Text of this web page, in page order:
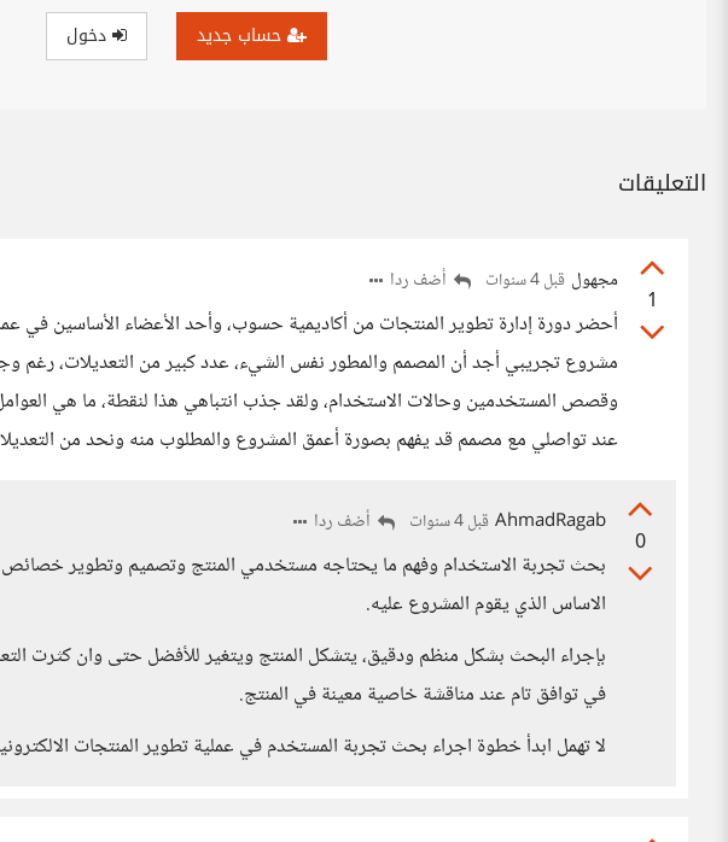
حساب جديد دخول
التعليقات
1
مجهول قبل 4 سنوات أضف ردا
أحضر دورة إدارة تطوير المنتجات من أكاديمية حسوب، وأحد الأعضاء الأساسين في
مشروع تجريبي أجد أن المصمم والمطور نفس الشيء، عدد كبير من التعديلات، رغم
وقصص المستخدمين وحالات الاستخدام، ولقد جذب انتباهي هذا لنقطة، ما هي
عند تواصلي مع مصمم قد يفهم بصورة أعمق المشروع والمطلوب منه ونحد من
0
AhmadRagab قبل 4 سنوات أضف ردا
بحث تجربة الاستخدام وفهم ما يحتاجه مستخدمي المنتج وتصميم وتطوير خصائص
الاساس الذي يقوم المشروع عليه.
بإجراء البحث بشكل منظم ودقيق، يتشكل المنتج ويتغير للأفضل حتى وان كثرت
في توافق تام عند مناقشة خاصية معينة في المنتج.
لا تهمل ابدأ خطوة اجراء بحث تجربة المستخدم في عملية تطوير المنتجات